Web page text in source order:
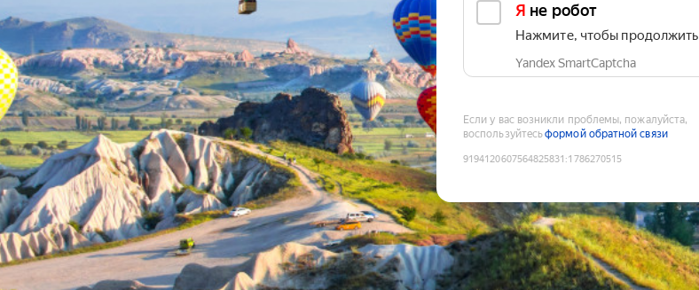
Я не робот
Нажмите, чтобы продолжить
Yandex SmartCaptcha
Если у вас возникли проблемы, пожалуйста,
воспользуйтесьформой обратной связи
9194120607564825831 :1786270515